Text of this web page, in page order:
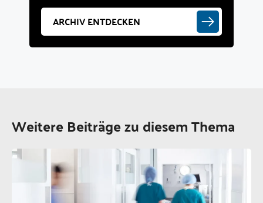
ARCHIV ENTDECKEN
Weitere Beiträge zu diesem Thema